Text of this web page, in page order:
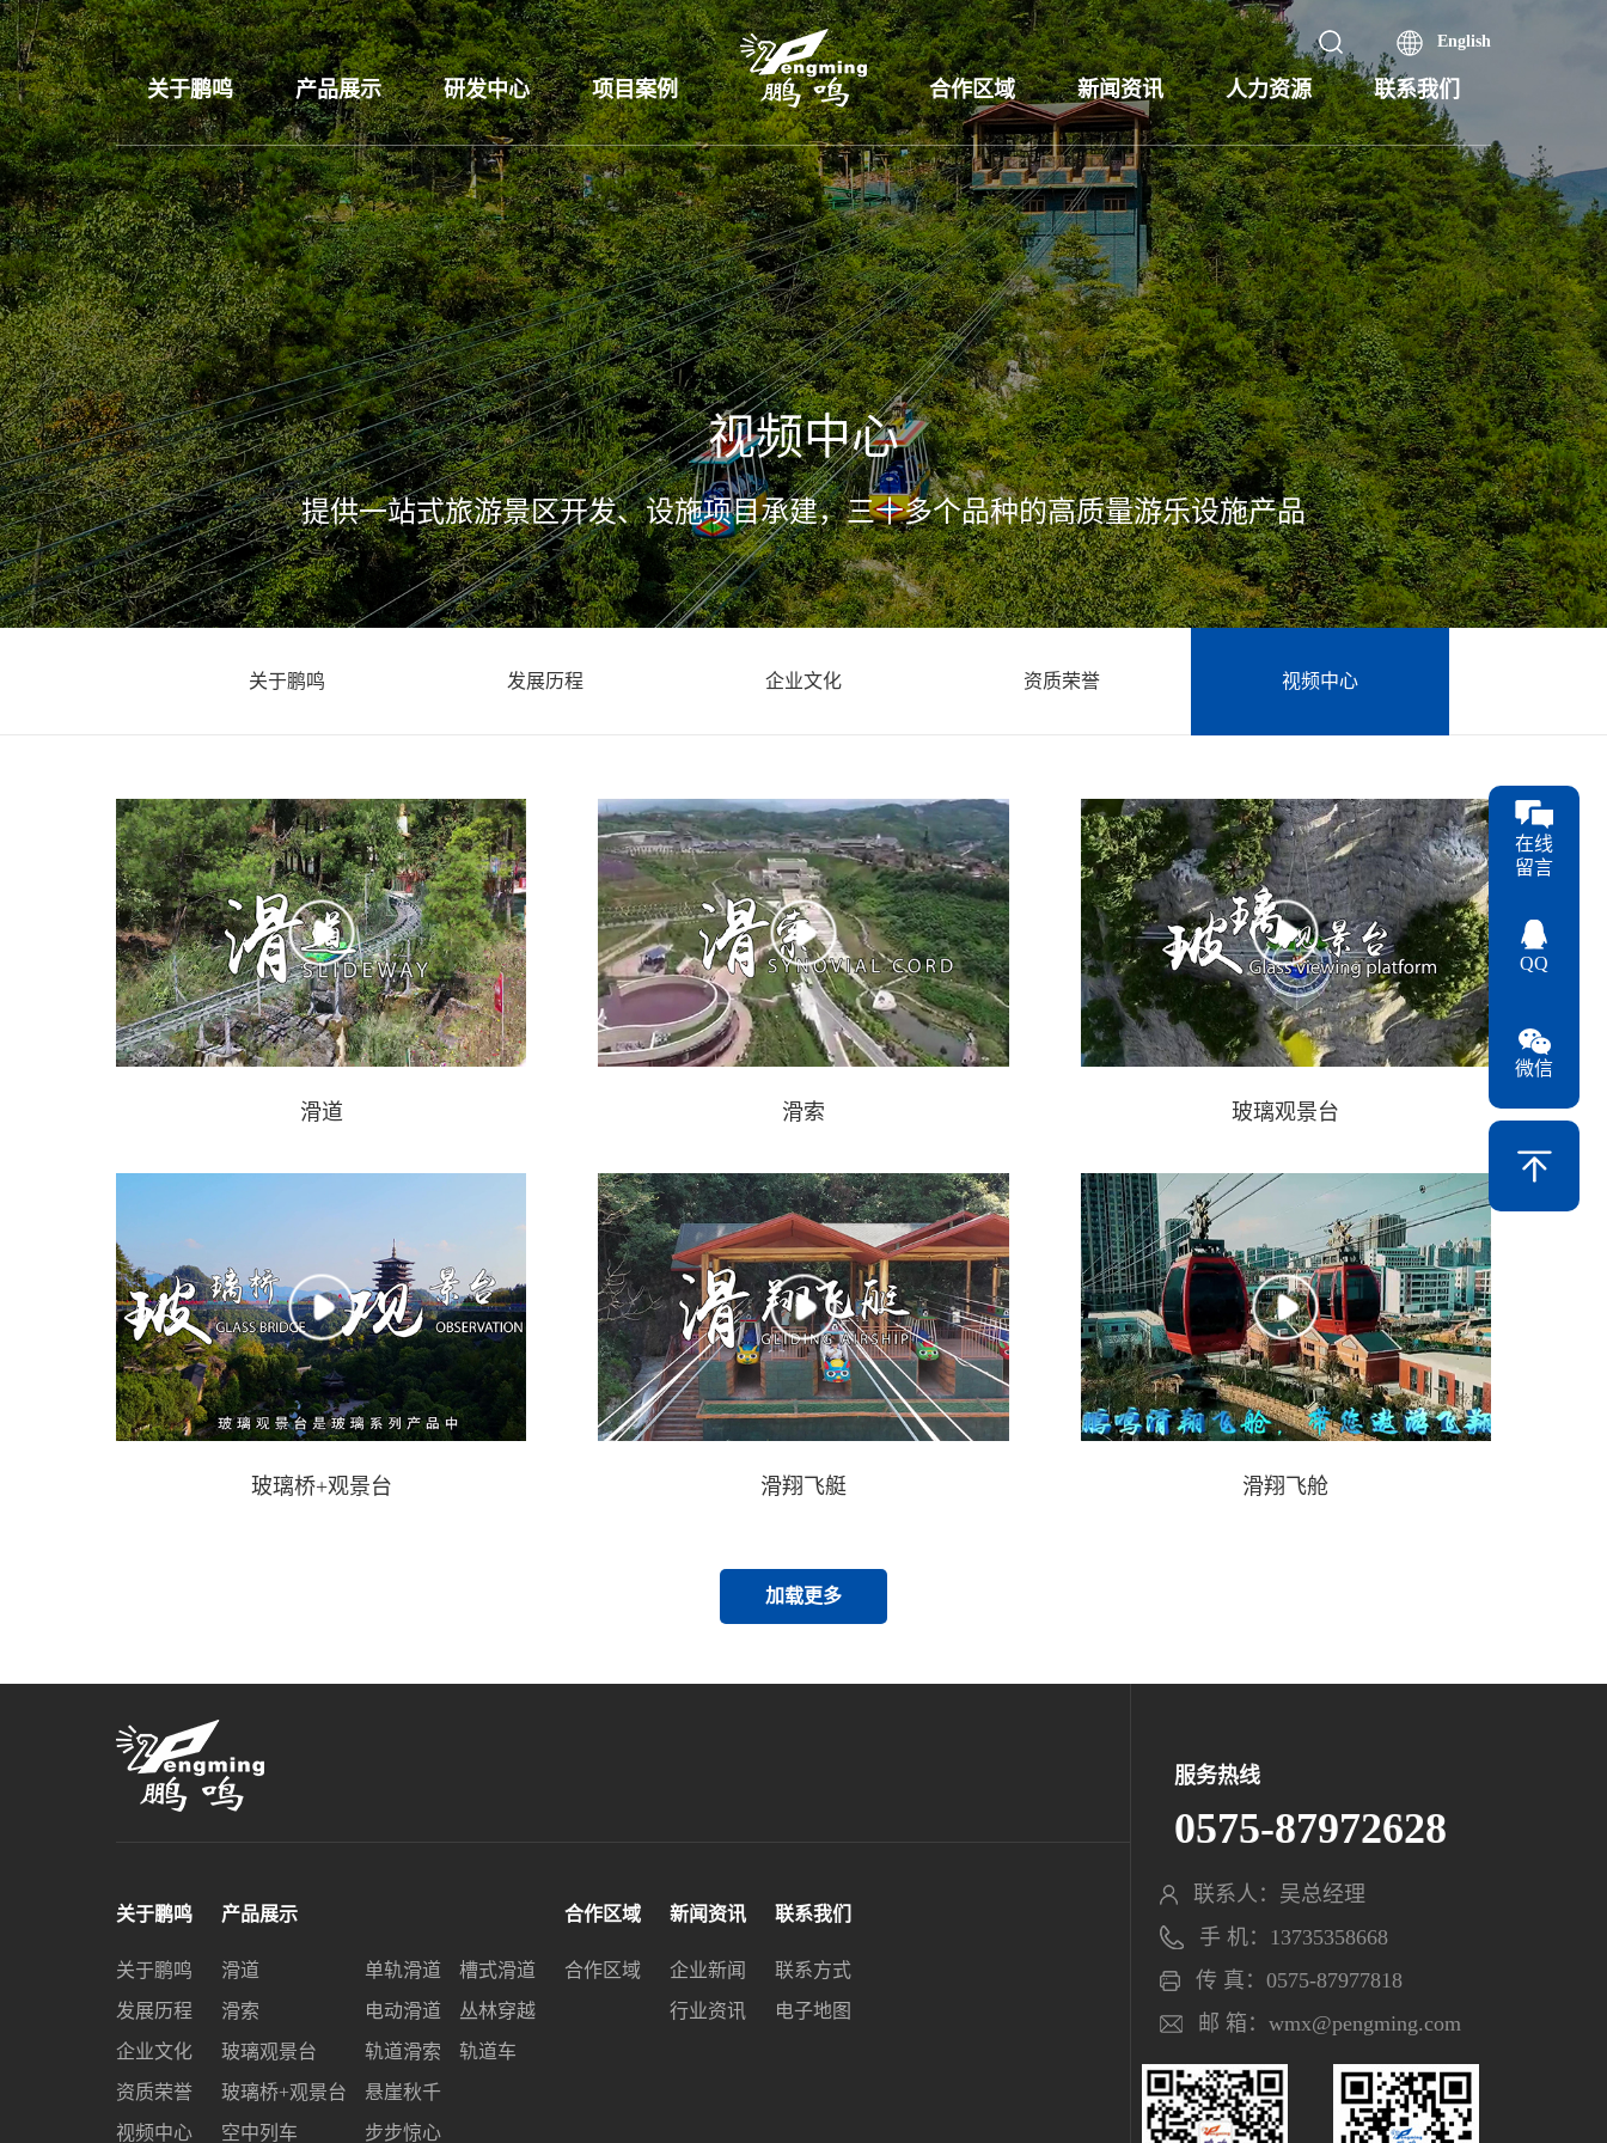
English
关于鹏鸣 产品展示 研发中心 项目案例 合作区域 新闻资讯 人力资源 联系我们
视频中心
提供一站式旅游景区开发、设施项目承建，三十多个品种的高质量游乐设施产品
关于鹏鸣 发展历程 企业文化 资质荣誉 视频中心
滑道 滑索 玻璃观景台
玻璃桥+观景台 滑翔飞艇 滑翔飞舱
加载更多
关于鹏鸣
关于鹏鸣
发展历程
企业文化
资质荣誉
视频中心
产品展示
滑道
滑索
玻璃观景台
玻璃桥+观景台
空中列车
单轨滑道
电动滑道
轨道滑索
悬崖秋千
步步惊心
槽式滑道
丛林穿越
轨道车
合作区域
合作区域
新闻资讯
企业新闻
行业资讯
联系我们
联系方式
电子地图
服务热线
0575-87972628
联系人：吴总经理
手 机：13735358668
传 真：0575-87977818
邮 箱：wmx@pengming.com
在线
留言
QQ
微信